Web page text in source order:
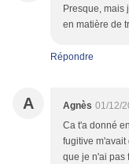
Presque, mais
en matière de
Répondre
A Agnès 01/12/
Ca t'a donné
fugitive m'avait
que je n'ai pas